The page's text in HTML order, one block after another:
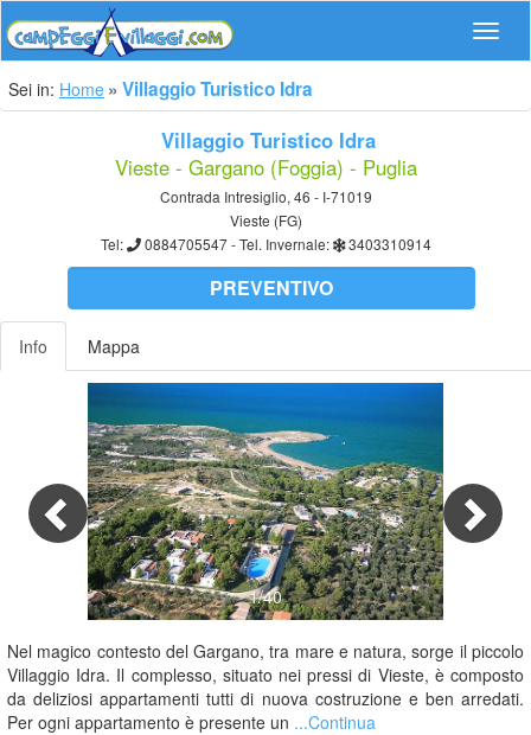
Sei in: Home Villaggio Turistico Idra
Villaggio Turistico Idra
Vieste - Gargano (Foggia) - Puglia
Contrada Intresiglio, 46 - I-71019
Vieste (FG)
Tel:
0884705547 - Tel. Invernale: 3403310914
PREVENTIVO
Info Mappa
1/40
Previous
Nel magico contesto del Gargano, tra mare e natura, sorge il piccolo
Villaggio Idra. Il complesso, situato nei pressi di Vieste, è composto
da deliziosi appartamenti tutti di nuova costruzione e ben arredati.
Per ogni appartamento è presente un ...Continua